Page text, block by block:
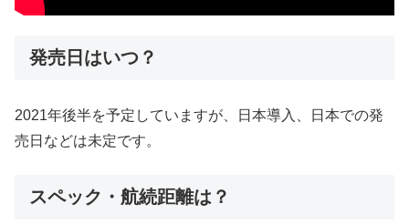
発売日はいつ？
2021年後半を予定していますが、日本導入、日本での発
売日などは未定です。
スペック・航続距離は？